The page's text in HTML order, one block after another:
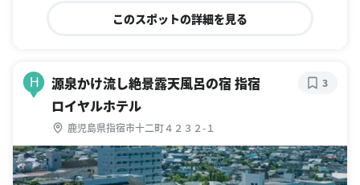
このスポットの詳細を見る
H
源泉かけ流し絶景露天風呂の宿 指宿
ロイヤルホテル
鹿児島県指宿市十二町４２３２-１
3